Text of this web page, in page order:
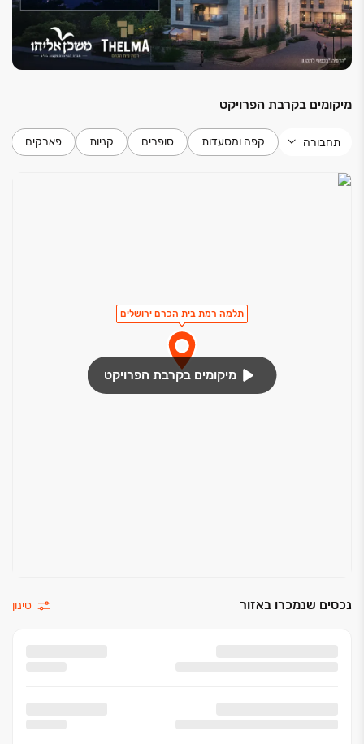
מיקומים בקרבת הפרויקט
תחבורה קפה ומסעדות סופרים קניות פארקים
תלמה רמת בית הכרם ירושלים
מיקומים בקרבת הפרויקט
נכסים שנמכרו באזור סינון